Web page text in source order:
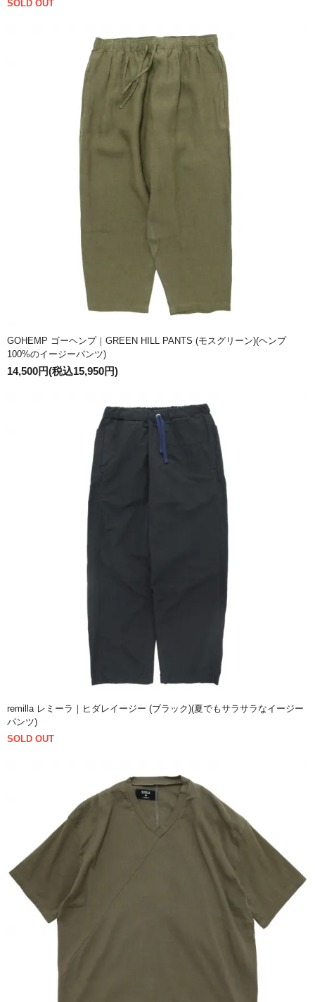
SOLD OUT
GOHEMP ゴーヘンプ｜GREEN HILL PANTS (モスグリーン)(ヘンプ
100%のイージーパンツ)
14,500円(税込15,950円)
remilla レミーラ｜ヒダレイージー (ブラック)(夏でもサラサラなイージー
パンツ)
SOLD OUT